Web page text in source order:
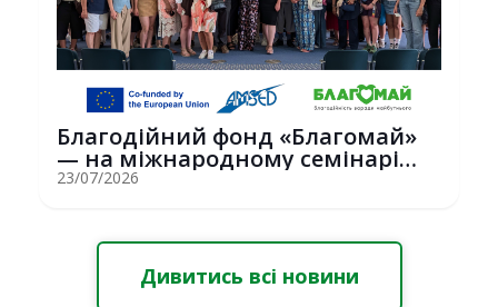
Благодійний фонд «Благомай»
— на міжнародному семінарі
Erasmus+ у С...
23/07/2026
Дивитись всі новини